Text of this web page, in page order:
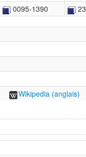
0095-1390
Wikipedia (anglais)